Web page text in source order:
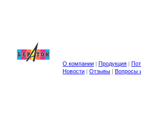
О компании | Продукция |
Новости | Отзывы | Вопросы